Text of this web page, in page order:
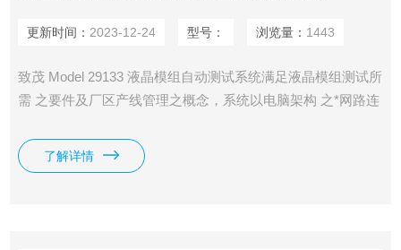
更新时间： 2023-12-24 型号： 浏览量： 1443
致茂 Model 29133 液晶模组自动测试系统满足液晶模组测试所
需 之要件及厂区产线管理之概念，系统以电脑架构 之*网路连
器、多通道高精度电源供 应器及程序控制单元，针对液晶模
组信号、图像 及电气提供完整之测试需求。
了解详情